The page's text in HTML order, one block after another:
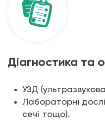
Діагностика та
УЗД
Лабораторні
сечі тощо).